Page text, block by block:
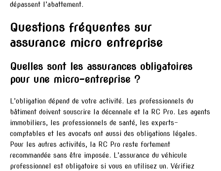
dépassent l’abattement.
Questions fréquentes sur
assurance micro entreprise
Quelles sont les assurances obligatoires
pour une micro-entreprise ?
L’obligation dépend de votre activité. Les professionnels du
bâtiment doivent souscrire la décennale et la RC Pro. Les agents
immobiliers, les professionnels de santé, les experts-
comptables et les avocats ont aussi des obligations légales.
Pour les autres activités, la RC Pro reste fortement
recommandée sans être imposée. L’assurance du véhicule
professionnel est obligatoire si vous en utilisez un. Vérifiez